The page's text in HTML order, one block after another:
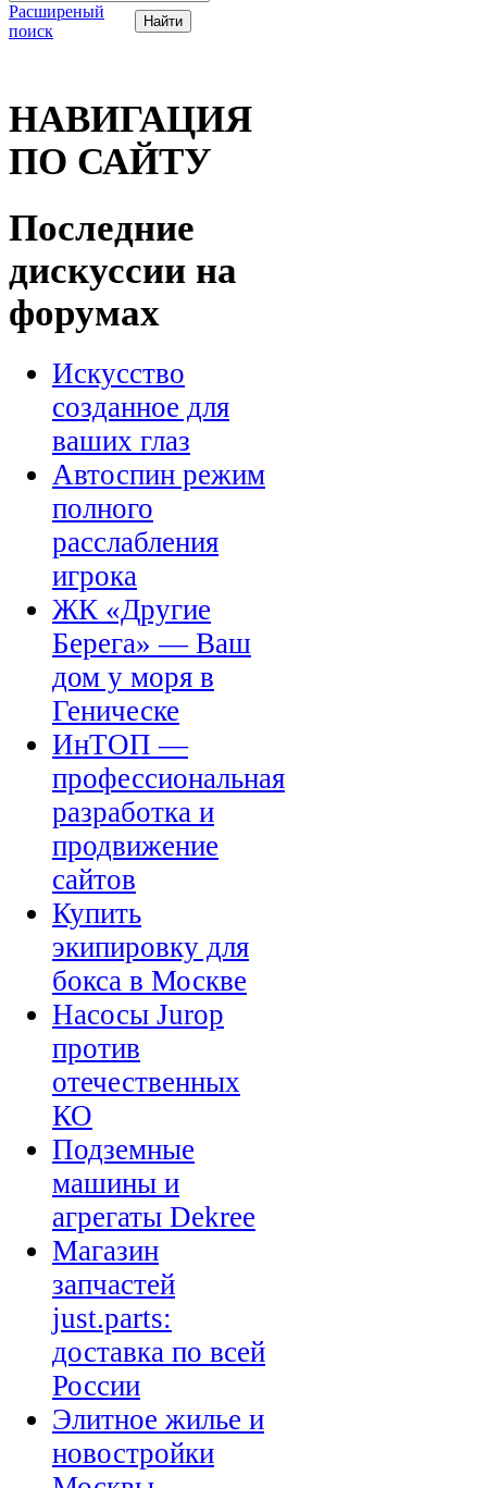
Расширеный
поиск
НАВИГАЦИЯ
ПО САЙТУ
Последние
дискуссии на
форумах
Искусство
созданное для
ваших глаз
Автоспин режим
полного
расслабления
игрока
ЖК «Другие
Берега» — Ваш
дом у моря в
Геническе
ИнТОП —
профессиональная
разработка и
продвижение
сайтов
Купить
экипировку для
бокса в Москве
Насосы Jurop
против
отечественных
КО
Подземные
машины и
агрегаты Dekree
Магазин
запчастей
just.parts:
доставка по всей
России
Элитное жилье и
новостройки